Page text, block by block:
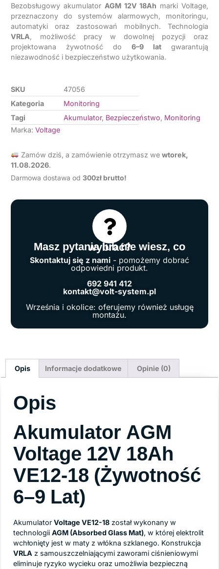
Bezobsługowy akumulator AGM 12V 18Ah marki Voltage,
przeznaczony do systemów alarmowych, monitoringu,
automatyki oraz zastosowań mobilnych. Technologia
VRLA, możliwość pracy w dowolnej pozycji oraz
projektowana żywotność do 6–9 latgwarantują
niezawodność i bezpieczeństwo użytkowania.
SKU
47056
Kategoria
Monitoring
Tagi
Akumulator, Bezpieczeństwo, Monitoring
Marka:Voltage
Zamów dziś, a zamówienie otrzymasz we wtorek,
11.08.2026.
Darmowa dostawa od300zł brutto!
Masz pytania lub nie wiesz, co wybrać?
Skontaktuj się z nami - pomożemy dobrać
odpowiedni produkt.
692 941 412
kontakt@volt-system.pl
Września i okolice: oferujemy również usługę
montażu.
Opis Informacje dodatkowe Opinie (0)
Opis
Akumulator AGM
Voltage 12V 18Ah
VE12-18 (żywotność
6–9 Lat)
Akumulator Voltage VE12-18 został wykonany w
technologii AGM (Absorbed Glass Mat), w której elektrolit
wchłonięty jest w maty z włókna szklanego. Konstrukcja
VRLA z samouszczelniającymi zaworami ciśnieniowymi
eliminuje ryzyko wycieku oraz umożliwia bezpieczną